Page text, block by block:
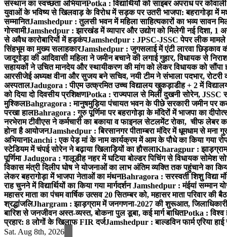
संस्थान का स्वच्छता अभियानPotka : विद्यार्थियों को साइबर अपराध पर
युवाओं के भविष्य से खिलवाड़ के विरोध में सड़क पर उतरी भाजपा: बहरागोड़ा में
सम्मानितJamshedpur : तुलसी भवन में महिला साहित्यकारों का भव्य सावन
गोस्वामीJamshedpur : झारखंड में व्यापार और उद्योग को मिलेगी नई दिशा, 1
से अवैध कारोबारियों में हड़कंपJamshedpur : JPSC-JSSC पेपर लीक
सिंहभूम का मुख्य सलाहकारJamshedpur : जुगसलाई में एंटी लारवा छिड़काव
जादूगोड़ा की आदिवासी महिला ने जमीन बचाने की लगाई गुहार, विधायक से
सहायकों ने उचित मानदेय और स्थायीकरण की मांग को लेकर विधायक को सौंपा
आरसीजेई अध्यक्ष वीना और सुजय बने सचिव, नयी टीम ने संभाला पदभार,
अस्पतालJadugora : पीएम उत्क्रमित उच्च विद्यालय खुकड़ाडीह + 2 में
को दिया दो दिवसीय प्रशिक्षणPotka : राज्यपाल से मिलीं दुखनी सोरेन, JSSC
मुश्किलBahgragora : मानुषमुड़िया पंचायत भवन के पीछे सरकारी जमीन पर
परखा हालBahragora : गुरु पूर्णिमा पर बहरागोड़ा के मंदिरों में भाजपा का
नरभेराम टीवीएस ने कर्मचारी का बकाया व फाइनल सेटलमेंट रोका, चीफ लेबर
होना है आयोजनJamshedpur : बिरसानगर पीताम्बरा मंदिर में धूमधाम से मना
अभियानRanchi : एक पेड़ मां के नाम कार्यक्रम में आम के पौधे का किया गया
स्टेडियम में चंपई सोरेन ने बढ़ाया खिलाड़ियों का हौसलाKharagpur : झाड़ग्राम
पूर्णिमाJadugora : गालूडीह नहर में घटिया बोल्डर पिचिंग से विधायक सोमेश
विकास मंत्री दिलीप घोष ने योजनाओं का लाभ अंतिम व्यक्ति तक पहुंचाने का
लेकर बहरागोड़ा में भाजपा नेताओं का मंथनBahragora : सरस्वती शिशु विद्या
राह चुनने में विद्यार्थियों का किया गया मार्गदर्शनJamshedpur : मंईयां सम्मान
महासर माता का पंचम वार्षिक उत्सव 20 सितम्बर को, महासर माता परिवार की
श्रद्धांजलिJhargram : झाड़ग्राम में जनगणना-2027 की शुरूआत, जिलाधिकारी
बारिश से जनजीवन अस्त-व्यस्त, बोकना पुल डूबा, कई मार्ग बाधितPotka : विश्व
प्रहार: 8 लोगों के खिलाफ FIR दर्जJamshedpur : बाल्डविन फार्म एरिया
Sat. Aug 8th, 2026